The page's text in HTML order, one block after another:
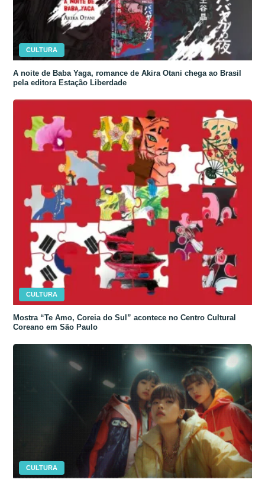
CULTURA
A noite de Baba Yaga, romance de Akira Otani chega ao Brasil
pela editora Estação Liberdade
CULTURA
Mostra “Te Amo, Coreia do Sul” acontece no Centro Cultural
Coreano em São Paulo
CULTURA